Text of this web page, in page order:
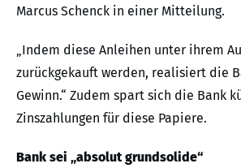
Marcus Schenck in einer Mitteilung.
„Indem diese Anleihen unter ihrem
zurückgekauft werden, realisiert die
Gewinn.“ Zudem spart sich die Bank
Zinszahlungen für diese Papiere.
Bank sei „absolut grundsolide“